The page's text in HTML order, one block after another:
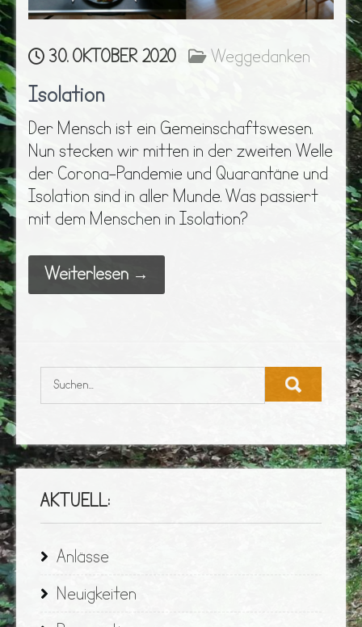
30. OKTOBER 2020 Weggedanken
Isolation
Der Mensch ist ein Gemeinschaftswesen.
Nun stecken wir mitten in der zweiten Welle
der Corona-Pandemie und Quarantäne und
Isolation sind in aller Munde. Was passiert
mit dem Menschen in Isolation?
Weiterlesen →
AKTUELL:
Anlässe
Neuigkeiten